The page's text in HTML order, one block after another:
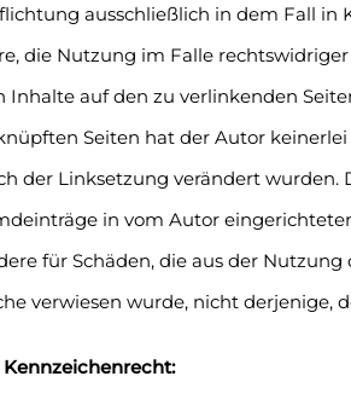
ausschließlich in dem Fall
die Nutzung im Falle
Inhalte auf den zu verlinkenden
Seiten hat der Autor
der Linksetzung verändert
in vom Autor
für Schäden, die aus der
verwiesen wurde, nicht derjenige,